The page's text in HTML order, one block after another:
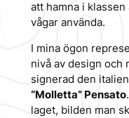
att hamna i
vågar använda.
I mina ögon
nivå av design och
signerad den
“Molletta” Pensato
laget, bilden man